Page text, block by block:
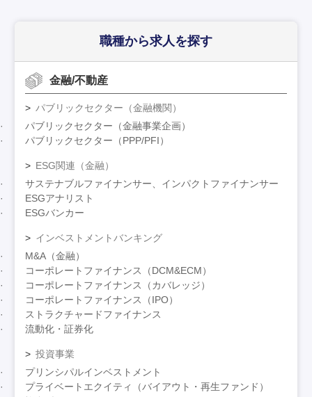
職種から求人を探す
金融/不動産
パブリックセクター（金融機関）
パブリックセクター（金融事業企画）
パブリックセクター（PPP/PFI）
ESG関連（金融）
サステナブルファイナンサー、インパクトファイナンサー
ESGアナリスト
ESGバンカー
インベストメントバンキング
M&A（金融）
コーポレートファイナンス（DCM&ECM）
コーポレートファイナンス（カバレッジ）
コーポレートファイナンス（IPO）
ストラクチャードファイナンス
流動化・証券化
投資事業
プリンシパルインベストメント
プライベートエクイティ（バイアウト・再生ファンド）